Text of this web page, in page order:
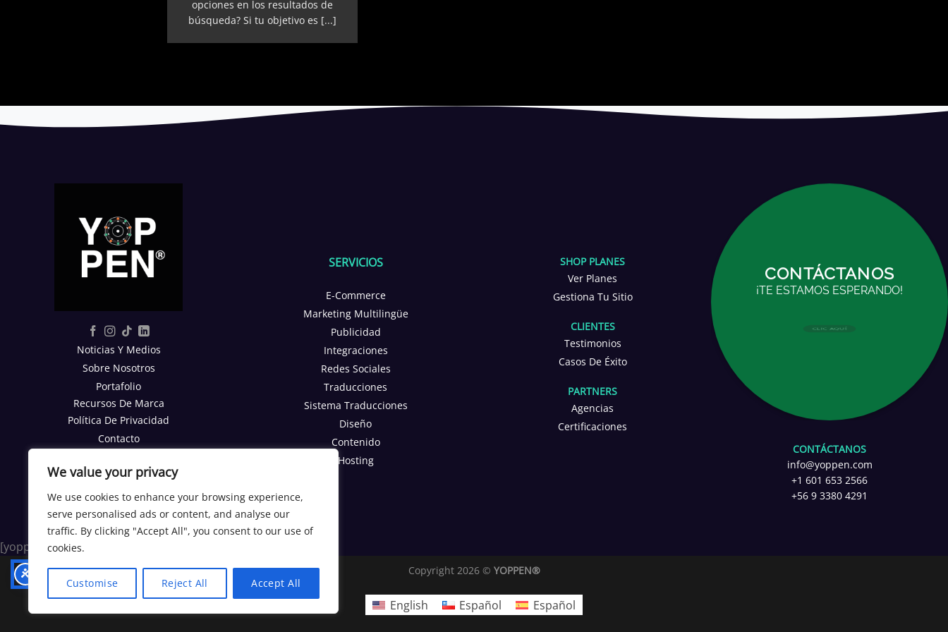
We value your privacy
We use cookies to enhance your browsing experience,
serve personalised ads or content, and analyse our
traffic. By clicking "Accept All", you consent to our use of
cookies.
Customise Reject All Accept All
opciones en los resultados de
búsqueda? Si tu objetivo es [...]
Noticias Y Medios
Sobre Nosotros
Portafolio
Recursos De Marca
Política De Privacidad
Contacto
Trabajos
Programa Afiliados
SERVICIOS
E-Commerce
Marketing Multilingüe
Publicidad
Integraciones
Redes Sociales
Traducciones
Sistema Traducciones
Diseño
Contenido
Hosting
SHOP PLANES
Ver Planes
Gestiona Tu Sitio
CLIENTES
Testimonios
Casos De Éxito
PARTNERS
Agencias
Certificaciones
CONTÁCTANOS
¡TE ESTAMOS ESPERANDO!
CONTÁCTANOS
¡TE ESTAMOS ESPERANDO!
CLIC AQUÍ
CONTÁCTANOS
info@yoppen.com
+1 601 653 2566
+56 9 3380 4291
[yoppen_chatbot]
Copyright 2026 © YOPPEN®
English Español Español